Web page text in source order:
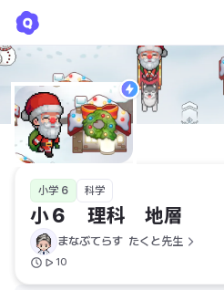
小学 6 科学
小６　理科　地層
まなぶてらす  たくと先生
10